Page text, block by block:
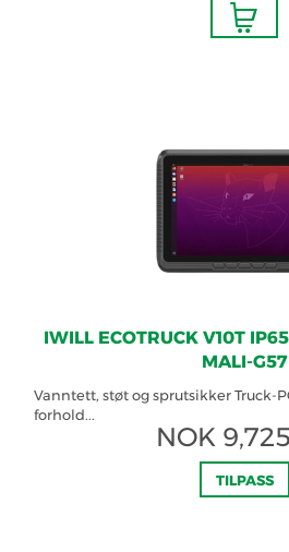
IWILL ECOTRUCK V10T
MALI-G57
Vanntett, støt og sprutsikker Truck-
forhold...
NOK
TILPASS